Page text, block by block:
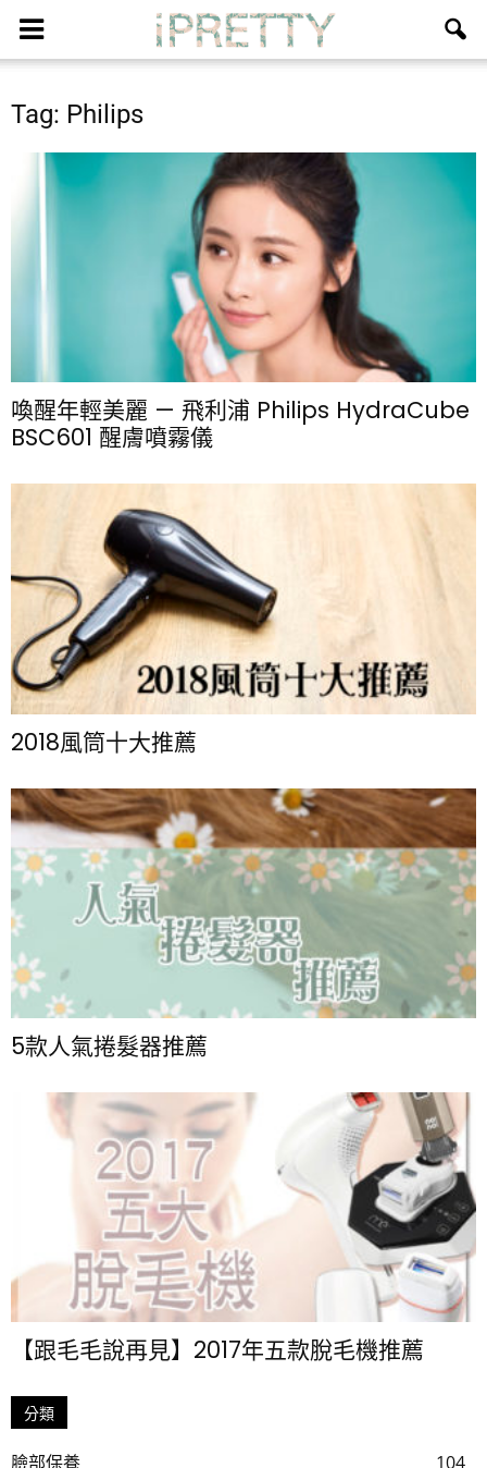
Tag: Philips
喚醒年輕美麗 — 飛利浦 Philips HydraCube
BSC601 醒膚噴霧儀
2018風筒十大推薦
5款人氣捲髮器推薦
【跟毛毛說再見】2017年五款脫毛機推薦
分類
臉部保養
104